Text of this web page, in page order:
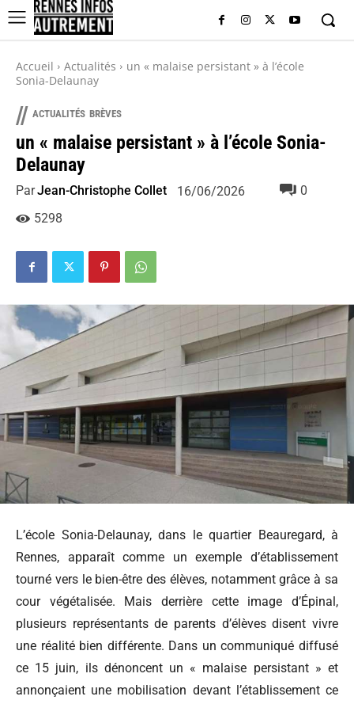
Accueil Actualités
un « malaise persistant » à l’école
Sonia-Delaunay
// ACTUALITÉS BRÈVES
un « malaise persistant » à l’école Sonia-
Delaunay
ParJean-Christophe Collet 16/06/2026
0
5298
L’école Sonia-Delaunay, dans le quartier Beauregard, à
Rennes, apparaît comme un exemple d’établissement
tourné vers le bien-être des élèves, notamment grâce à sa
cour végétalisée. Mais derrière cette image d’Épinal,
plusieurs représentants de parents d’élèves disent vivre
une réalité bien différente. Dans un communiqué diffusé
ce 15 juin, ils dénoncent un « malaise persistant » et
annonçaient une mobilisation devant l’établissement ce